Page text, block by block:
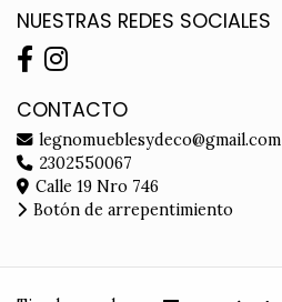
NUESTRAS REDES SOCIALES
CONTACTO
legnomueblesydeco@gmail.com
2302550067
Calle 19 Nro 746
Botón de arrepentimiento